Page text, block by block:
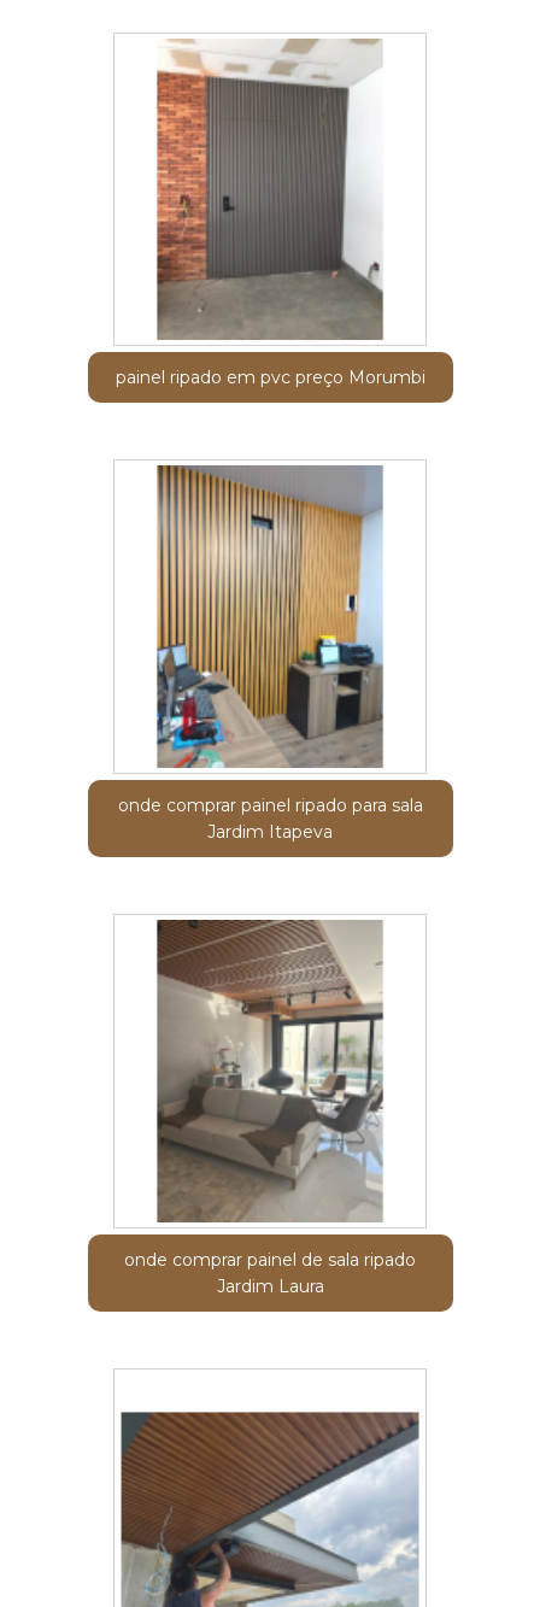
painel ripado em pvc preço Morumbi
onde comprar painel ripado para sala
Jardim Itapeva
onde comprar painel de sala ripado
Jardim Laura